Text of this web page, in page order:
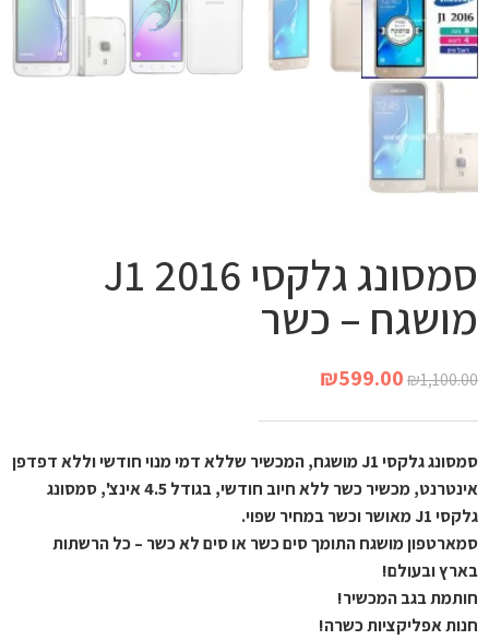
סמסונג גלקסי J1 2016
מושגח – כשר
₪1,100.00
₪599.00
סמסונג גלקסי J1 מושגח, המכשיר שללא דמי מנוי חודשי וללא דפדפן
אינטרנט, מכשיר כשר ללא חיוב חודשי, בגודל 4.5 אינצ', סמסונג
גלקסי J1 מאושר וכשר במחיר שפוי.
סמארטפון מושגח התומך סים כשר או סים לא כשר – כל הרשתות
בארץ ובעולם!
חותמת בגב המכשיר!
חנות אפליקציות כשרה!